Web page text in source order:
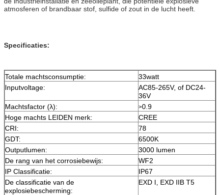
atmosferen of brandbaar stof, sulfide of zout in de lucht heeft.
Specificaties:
Totale machtsconsumptie:
33watt
Inputvoltage:
AC85-265V, of DC24-
36V
Machtsfactor (λ):
>0.9
Hoge machts LEIDEN merk:
CREE
CRI:
78
GDT:
6500K
Outputlumen:
3000 lumen
De rang van het corrosiebewijs:
WF2
IP Classificatie:
IP67
De classificatie van de
explosiebescherming:
EXD I, EXD IIB T5